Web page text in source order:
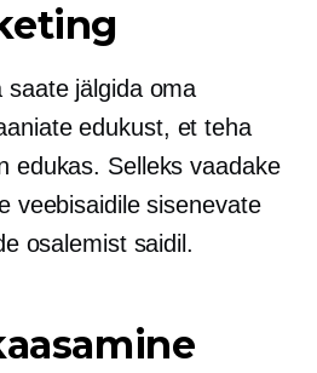
saate jälgida oma
edukust, et teha
edukas. Selleks vaadake
veebisaidile sisenevate
osalemist saidil.